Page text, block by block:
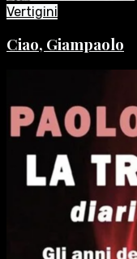
Vertigini
Ciao, Giampaolo